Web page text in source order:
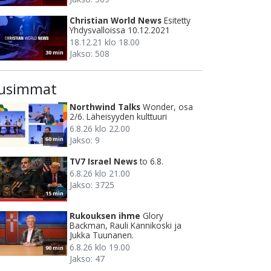
30 min
Christian World News Esitetty
Yhdysvalloissa 10.12.2021
18.12.21 klo 18.00
Jakso: 508
60 min
Northwind Talks Wonder, osa
2/6. Läheisyyden kulttuuri
6.8.26 klo 22.00
Jakso: 9
15 min
TV7 Israel News to 6.8.
6.8.26 klo 21.00
Jakso: 3725
90 min
Rukouksen ihme Glory
Backman, Rauli Kannikoski ja
Jukka Tuunanen.
6.8.26 klo 19.00
Jakso: 47